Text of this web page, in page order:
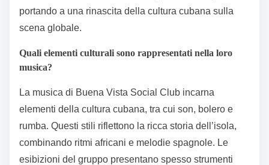
portando a una rinascita della cultura cubana sulla
scena globale.
Quali elementi culturali sono rappresentati nella loro
musica?
La musica di Buena Vista Social Club incarna
elementi della cultura cubana, tra cui son, bolero e
rumba. Questi stili riflettono la ricca storia dell’isola,
combinando ritmi africani e melodie spagnole. Le
esibizioni del gruppo presentano spesso strumenti